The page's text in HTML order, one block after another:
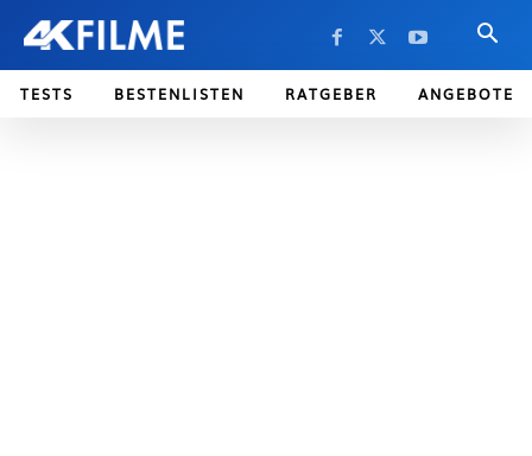
TESTS BESTENLISTEN RATGEBER ANGEBOTE